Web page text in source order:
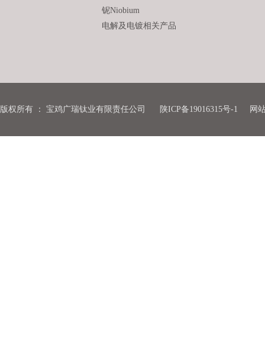
铌Niobium
电解及电镀相关产品
版权所有 ： 宝鸡广瑞钛业有限责任公司 陕ICP备19016315号-1 网